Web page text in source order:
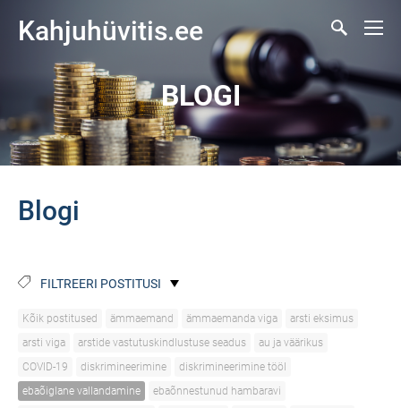
Kahjuhüvitis.ee
BLOGI
Blogi
FILTREERI POSTITUSI
Kõik postitused ämmaemand ämmaemanda viga
arsti eksimus
arsti viga
arstide vastutuskindlustuse seadus
au ja väärikus
COVID-19
diskrimineerimine
diskrimineerimine tööl
ebaõiglane vallandamine
ebaõnnestunud hambaravi